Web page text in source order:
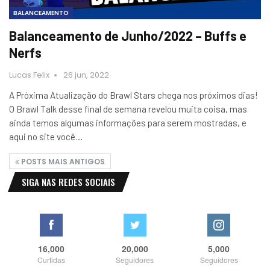
BALANCEAMENTO
Balanceamento de Junho/2022 – Buffs e
Nerfs
Lucas Felix 26 jun, 2022
A Próxima Atualização do Brawl Stars chega nos próximos dias!
O Brawl Talk desse final de semana revelou muita coisa, mas
ainda temos algumas informações para serem mostradas, e
aqui no site você…
POSTS MAIS ANTIGOS
SIGA NAS REDES SOCIAIS
16,000
Curtidas
20,000
Seguidores
5,000
Seguidores